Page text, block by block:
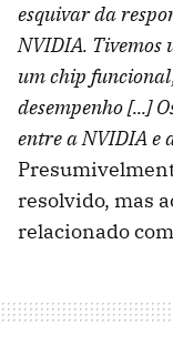
esquivar da
NVIDIA. Tivemos
um chip
desempenho [...]
entre a NVIDIA e
resolvido, mas
relacionado